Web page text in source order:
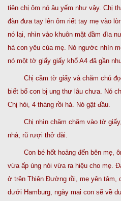
tiên chị ôm nó âu yếm như vậy. Chị
đàn đưa tay lên ôm riết tay mẹ vào
nó lại, nhìn vào khuôn mặt đầm đìa
hả con yêu của mẹ. Nó ngước nhìn
nó một tờ giấy giấy khổ A4 đã gần
Chị cầm tờ giấy và chăm chú
biết bố con bị ung thư lâu chưa. Nó
Chị hỏi, 4 tháng rồi hả. Nó gật đầu.
Chị nhìn chăm chăm vào tờ
nhà, rũ rượi thở dài.
Con bé hốt hoảng đến bên mẹ,
vừa ấp úng nói vừa ra hiệu cho mẹ.
ở trên Thiên Đường rồi, mẹ yên tâm,
dưới Hamburg, ngày mai con sẽ về